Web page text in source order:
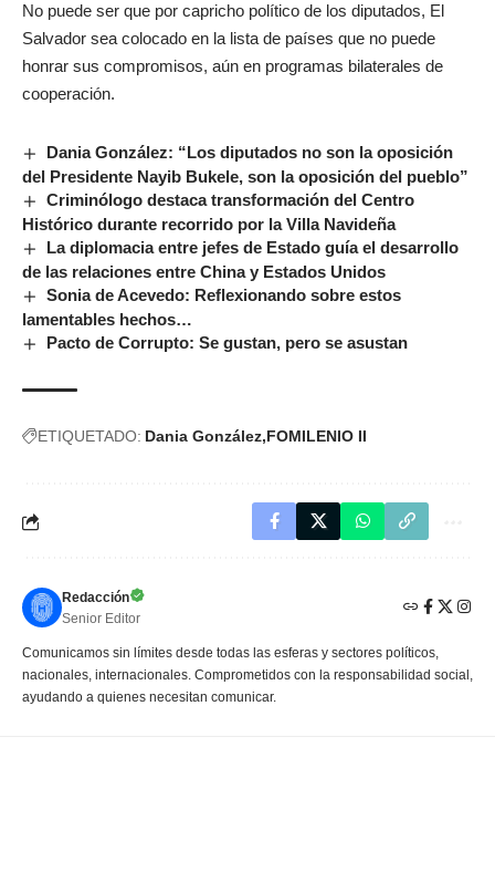
No puede ser que por capricho político de los diputados, El
Salvador sea colocado en la lista de países que no puede
honrar sus compromisos, aún en programas bilaterales de
cooperación.
Dania González: “Los diputados no son la oposición
del Presidente Nayib Bukele, son la oposición del pueblo”
Criminólogo destaca transformación del Centro
Histórico durante recorrido por la Villa Navideña
La diplomacia entre jefes de Estado guía el desarrollo
de las relaciones entre China y Estados Unidos
Sonia de Acevedo: Reflexionando sobre estos
lamentables hechos…
Pacto de Corrupto: Se gustan, pero se asustan
ETIQUETADO: Dania González FOMILENIO II
Redacción
Senior Editor
Comunicamos sin límites desde todas las esferas y sectores políticos,
nacionales, internacionales. Comprometidos con la responsabilidad social,
ayudando a quienes necesitan comunicar.